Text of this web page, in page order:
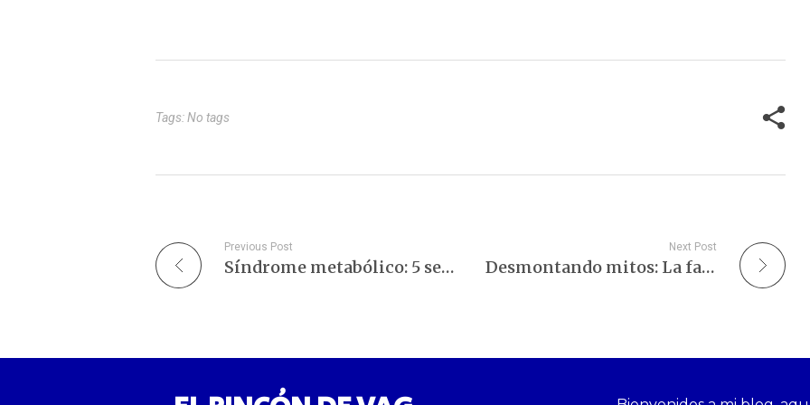
Tags: No tags
Previous Post
Síndrome metabólico: 5 señales para la tormenta perfecta.
Next Post
Desmontando mitos: La falacia de lo natural.